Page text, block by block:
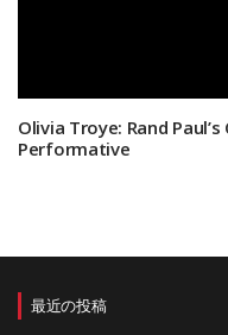
Olivia Troye: Rand
Performative
最近の投稿